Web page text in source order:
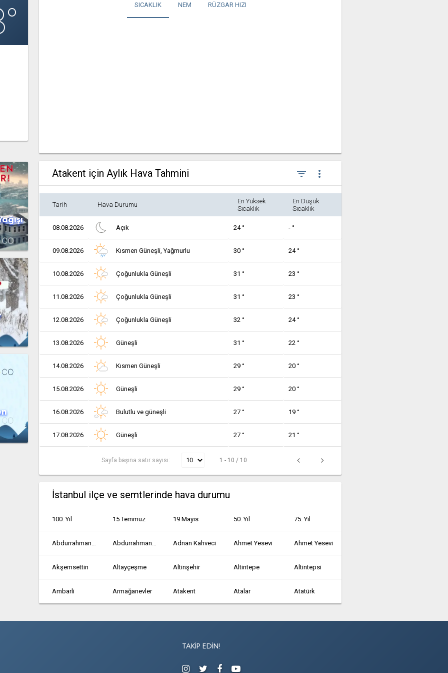
SICAKLIK NEM RÜZGAR HIZI
Atakent için Aylık Hava Tahmini filter_list more_vert
Tarih Hava Durumu
En Yüksek
Sıcaklık
En Düşük
Sıcaklık
08.08.2026 Açık 24 ° - °
09.08.2026 Kısmen Güneşli, Yağmurlu 30 ° 24 °
10.08.2026 Çoğunlukla Güneşli 31 ° 23 °
11.08.2026 Çoğunlukla Güneşli 31 ° 23 °
12.08.2026 Çoğunlukla Güneşli 32 ° 24 °
13.08.2026 Güneşli 31 ° 22 °
14.08.2026 Kısmen Güneşli 29 ° 20 °
15.08.2026 Güneşli 29 ° 20 °
16.08.2026 Bulutlu ve güneşli 27 ° 19 °
17.08.2026 Güneşli 27 ° 21 °
Sayfa başına satır sayısı: 1 - 10 / 10
İstanbul ilçe ve semtlerinde hava durumu
100. Yil 15 Temmuz 19 Mayis 50. Yil 75. Yil
Abdurrahmangazi Abdurrahmangazi Adnan Kahveci Ahmet Yesevi Ahmet Yesevi
Akşemsettin Altayçeşme Altinşehir Altintepe Altintepsi
Ambarli Armağanevler Atakent Atalar Atatürk
Balikyolu
TAKIP EDIN!